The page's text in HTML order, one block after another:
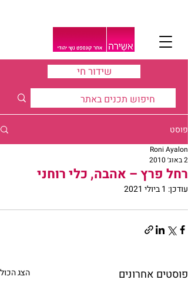
שידור חי
פוסט
רחל פרץ – אהבה, כלי רוחני
Roni Ayalon
2 באוג׳ 2010
עודכן: 1 ביולי 2021
פוסטים אחרונים הצג הכול